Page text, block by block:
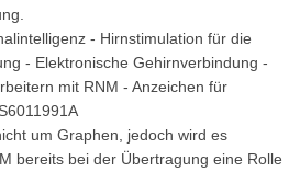
- Hirnstimulation für die
- Elektronische Gehirnverbindung -
mit RNM - Anzeichen für
um Graphen, jedoch wird es
bereits bei der Übertragung eine Rolle